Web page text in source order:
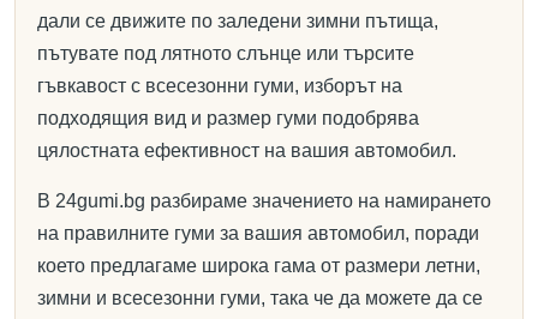
дали се движите по заледени зимни пътища,
пътувате под лятното слънце или търсите
гъвкавост с всесезонни гуми, изборът на
подходящия вид и размер гуми подобрява
цялостната ефективност на вашия автомобил.
В 24gumi.bg разбираме значението на намирането
на правилните гуми за вашия автомобил, поради
което предлагаме широка гама от размери летни,
зимни и всесезонни гуми, така че да можете да се